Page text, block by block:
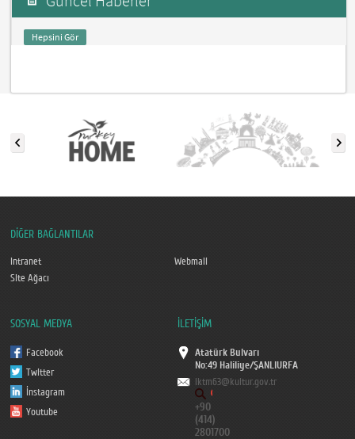
Hepsini Gör
DİĞER BAĞLANTILAR
Intranet
Webmail
Site Ağacı
SOSYAL MEDYA
Facebook
Twitter
İnstagram
Youtube
İLETİŞİM
Atatürk Bulvarı
No:49 Haliliye/ŞANLIURFA
iktm63@kultur.gov.tr
+90
(414)
2801700